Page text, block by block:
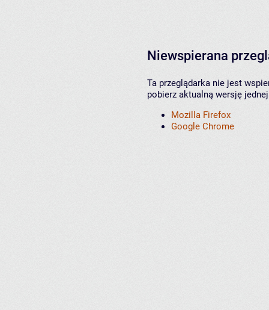
Niewspierana
Ta przeglądarka nie jest
pobierz aktualną wersję
Mozilla Firefox
Google Chrome